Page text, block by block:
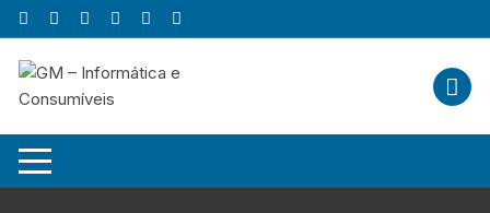
Skip
to
content